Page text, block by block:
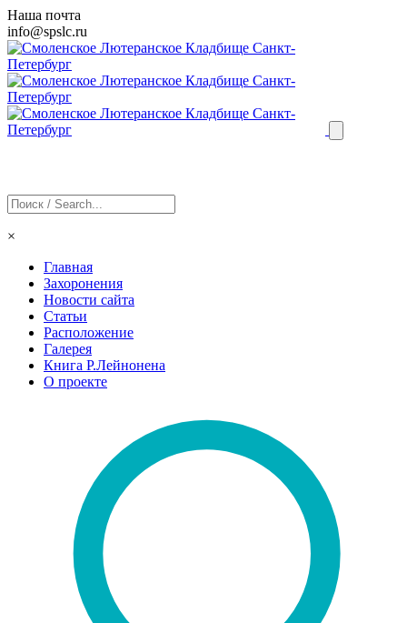
Наша почта
info@spslc.ru
×
Главная
Захоронения
Новости сайта
Статьи
Расположение
Галерея
Книга Р.Лейнонена
О проекте